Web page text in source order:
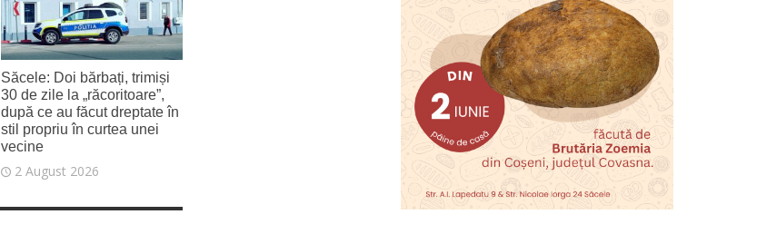
2 August 2026
Săcele: Doi bărbați, trimiși
30 de zile la „răcoritoare”,
după ce au făcut dreptate în
stil propriu în curtea unei
vecine
2 August 2026